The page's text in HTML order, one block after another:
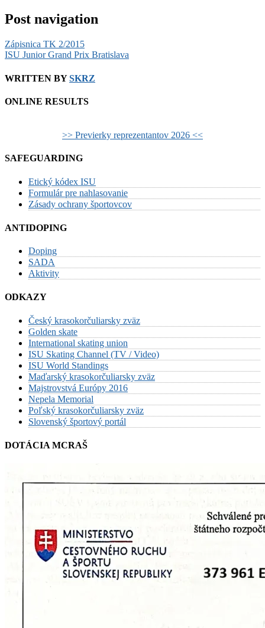
Post navigation
Zápisnica TK 2/2015
ISU Junior Grand Prix Bratislava
WRITTEN BYSKRZ
ONLINE RESULTS
>> Previerky reprezentantov 2026 <<
SAFEGUARDING
Etický kódex ISU
Formulár pre nahlasovanie
Zásady ochrany športovcov
ANTIDOPING
Doping
SADA
Aktivity
ODKAZY
Český krasokorčuliarsky zväz
Golden skate
International skating union
ISU Skating Channel (TV / Video)
ISU World Standings
Maďarský krasokorčuliarsky zväz
Majstrovstvá Európy 2016
Nepela Memorial
Poľský krasokorčuliarsky zväz
Slovenský športový portál
DOTÁCIA MCRAŠ